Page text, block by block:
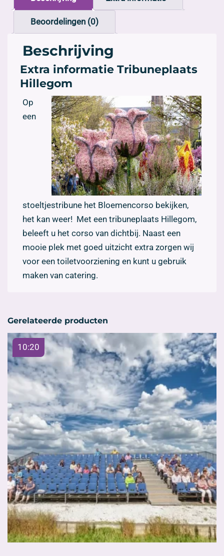
Beoordelingen (0)
Beschrijving
Extra informatie Tribuneplaats
Hillegom
Op
een
stoeltjestribune het Bloemencorso bekijken,
het kan weer! Met een tribuneplaats Hillegom,
beleeft u het corso van dichtbij. Naast een
mooie plek met goed uitzicht extra zorgen wij
voor een toiletvoorziening en kunt u gebruik
maken van catering.
Gerelateerde producten
10:20